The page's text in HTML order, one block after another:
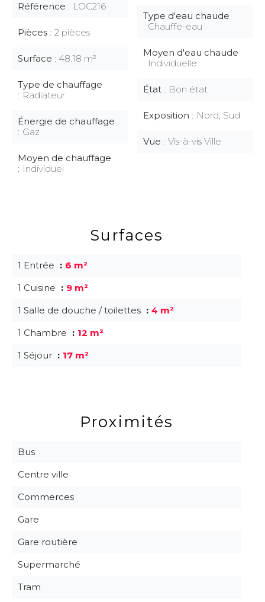
Référence LOC216
Pièces 2 pièces
Surface 48.18 m²
Type de chauffage
Radiateur
Énergie de chauffage
Gaz
Moyen de chauffage
Individuel
Type d'eau chaude
Chauffe-eau
Moyen d'eau chaude
Individuelle
État Bon état
Exposition Nord, Sud
Vue Vis-à-vis Ville
Surfaces
1 Entrée
6 m²
1 Cuisine
9 m²
1 Salle de douche / toilettes
4 m²
1 Chambre
12 m²
1 Séjour
17 m²
Proximités
Bus
Centre ville
Commerces
Gare
Gare routière
Supermarché
Tram